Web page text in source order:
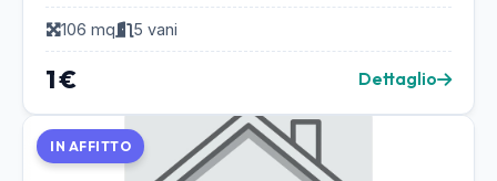
appartamento di 105mq ad ultimo piano di una
palazzina in ...
106 mq 5 vani
1 € Dettaglio
IN AFFITTO